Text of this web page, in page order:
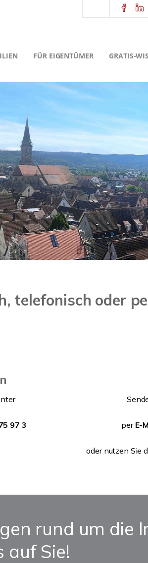
FÜR EIGENTÜMER GRATIS-
telefonisch oder
97 3 per E-
oder nutzen Sie
rund um die
auf Sie!